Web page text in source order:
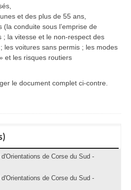
et des plus de 55 ans,
conduite sous l’emprise de
; la vitesse et le non-respect des
les voitures sans permis ; les modes
et les risques routiers
le document complet ci-contre.
de Corse du Sud -
de Corse du Sud -